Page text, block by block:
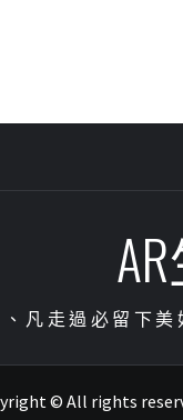
凡走過必留下
© All rights